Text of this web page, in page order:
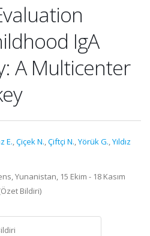
IgA
A Multicenter
E.,Çiçek N.,Çiftçi N.,Yörük G.,Yıldız
Yunanistan, 15 Ekim - 18 Kasım
Bildiri)